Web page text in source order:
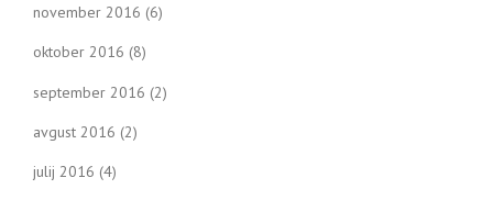
november 2016 (6)
oktober 2016 (8)
september 2016 (2)
avgust 2016 (2)
julij 2016 (4)